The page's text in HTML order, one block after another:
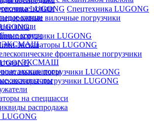
Спецтехника LUGONG
вилочные погрузчики
LUGONG
экскаваторы LUGONG
фронтальные погрузчики
погрузчики LUGONG
погрузчики LUGONG
ковши
ковши
ковши
ковши
ЭКСМАШ
ЭКСМАШ
экскаваторы
экскаваторы
на спецшасси
распродажа
LUGONG